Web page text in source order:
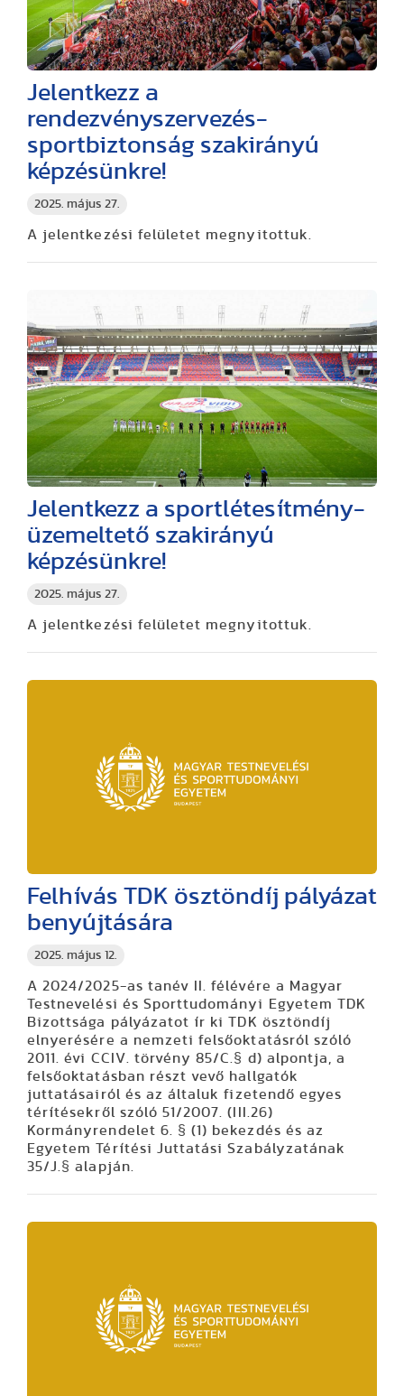
2025. május 27.
Jelentkezz a
rendezvényszervezés-
sportbiztonság szakirányú
képzésünkre!
A jelentkezési felületet megnyitottuk.
2025. május 27.
Jelentkezz a sportlétesítmény-
üzemeltető szakirányú
képzésünkre!
A jelentkezési felületet megnyitottuk.
2025. május 12.
Felhívás TDK ösztöndíj pályázat
benyújtására
A 2024/2025-as tanév II. félévére a Magyar
Testnevelési és Sporttudományi Egyetem TDK
Bizottsága pályázatot ír ki TDK ösztöndíj
elnyerésére a nemzeti felsőoktatásról szóló
2011. évi CCIV. törvény 85/C.§ d) alpontja, a
felsőoktatásban részt vevő hallgatók
juttatásairól és az általuk fizetendő egyes
térítésekről szóló 51/2007. (III.26)
Kormányrendelet 6. § (1) bekezdés és az
Egyetem Térítési Juttatási Szabályzatának
35/J.§ alapján.